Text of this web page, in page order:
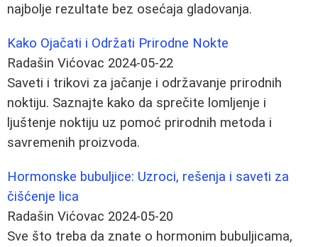
najbolje rezultate bez osećaja gladovanja.
Kako Ojačati i Održati Prirodne Nokte
Radašin Vićovac 2024-05-22
Saveti i trikovi za jačanje i održavanje prirodnih
noktiju. Saznajte kako da sprečite lomljenje i
ljuštenje noktiju uz pomoć prirodnih metoda i
savremenih proizvoda.
Hormonske bubuljice: Uzroci, rešenja i saveti za
čišćenje lica
Radašin Vićovac 2024-05-20
Sve što treba da znate o hormonim bubuljicama,